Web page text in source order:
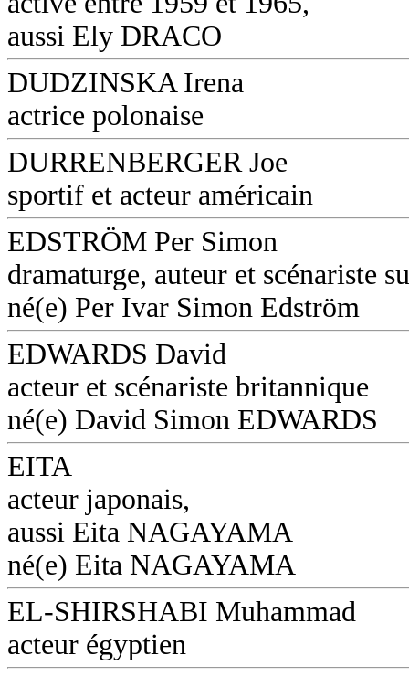
aussi Ely DRACO
DUDZINSKA Irena
actrice polonaise
DURRENBERGER Joe
sportif et acteur américain
EDSTRÖM Per Simon
dramaturge, auteur et scénariste
né(e) Per Ivar Simon Edström
EDWARDS David
acteur et scénariste britannique
né(e) David Simon EDWARDS
EITA
acteur japonais,
aussi Eita NAGAYAMA
né(e) Eita NAGAYAMA
EL-SHIRSHABI Muhammad
acteur égyptien